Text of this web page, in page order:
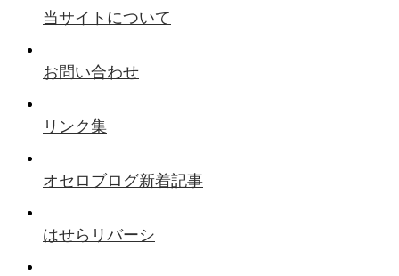
当サイトについて
お問い合わせ
リンク集
オセロブログ新着記事
はせらリバーシ